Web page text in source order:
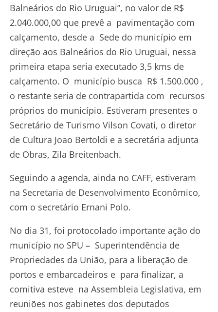
Balneários do Rio Uruguai”, no valor de R$
2.040.000,00 que prevê a pavimentação com
calçamento, desde a Sede do município em
direção aos Balneários do Rio Uruguai, nessa
primeira etapa seria executado 3,5 kms de
calçamento. O município busca R$ 1.500.000 ,
o restante seria de contrapartida com recursos
próprios do município. Estiveram presentes o
Secretário de Turismo Vilson Covati, o diretor
de Cultura Joao Bertoldi e a secretária adjunta
de Obras, Zila Breitenbach.
Seguindo a agenda, ainda no CAFF, estiveram
na Secretaria de Desenvolvimento Econômico,
com o secretário Ernani Polo.
No dia 31, foi protocolado importante ação do
município no SPU – Superintendência de
Propriedades da União, para a liberação de
portos e embarcadeiros e para finalizar, a
comitiva esteve na Assembleia Legislativa, em
reuniões nos gabinetes dos deputados